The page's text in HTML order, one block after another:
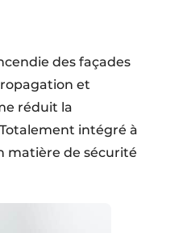
des façades
et
réduit la
intégré à
matière de sécurité